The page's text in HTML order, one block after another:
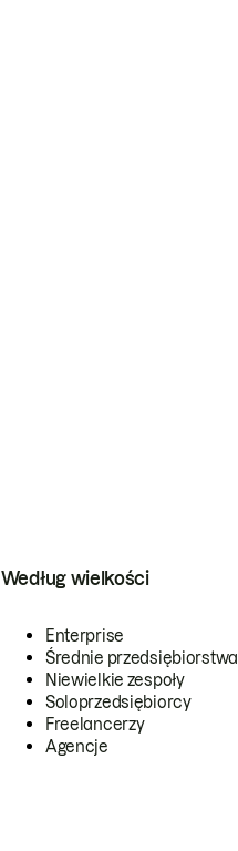
Według wielkości
Enterprise
Średnie przedsiębiorstwa
Niewielkie zespoły
Soloprzedsiębiorcy
Freelancerzy
Agencje